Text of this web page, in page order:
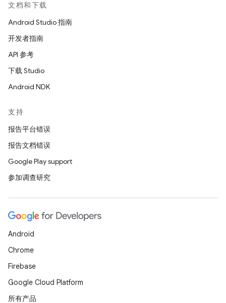
文档和下载
Android Studio 指南
开发者指南
API 参考
下载 Studio
Android NDK
支持
报告平台错误
报告文档错误
Google Play support
参加调查研究
Android
Chrome
Firebase
Google Cloud Platform
所有产品